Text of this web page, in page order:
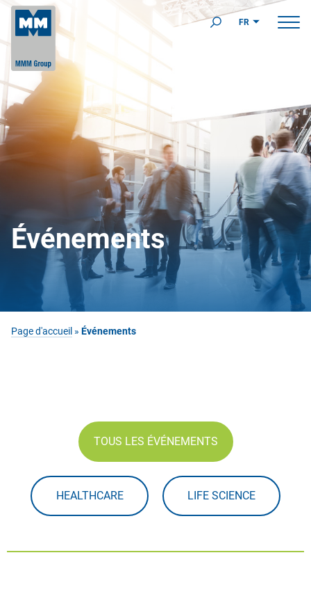
FR
Événements
Page d'accueil » Événements
TOUS LES ÉVÉNEMENTS
HEALTHCARE LIFE SCIENCE